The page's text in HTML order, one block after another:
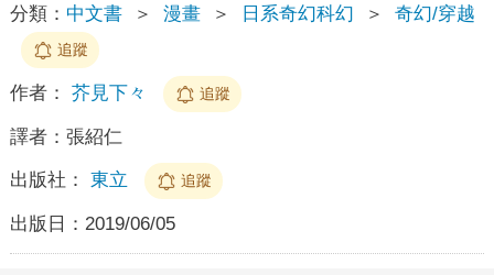
分類： 中文書 ＞ 漫畫 ＞ 日系奇幻科幻 ＞ 奇幻/穿越
追蹤
作者： 芥見下々 追蹤
譯者： 張紹仁
出版社： 東立 追蹤
出版日： 2019/06/05